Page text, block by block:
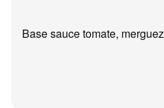
Base sauce tomate,